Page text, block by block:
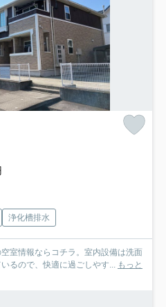
浄化槽排水
室情報ならコチラ。室内設備は洗面
るので、快適に過ごしやす... もっと